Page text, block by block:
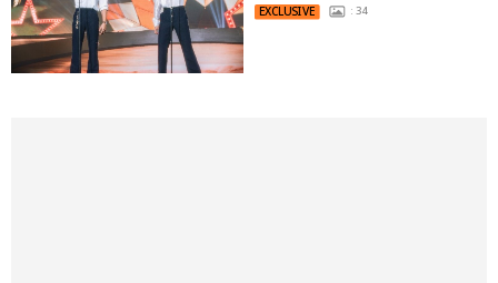
EXCLUSIVE : 34